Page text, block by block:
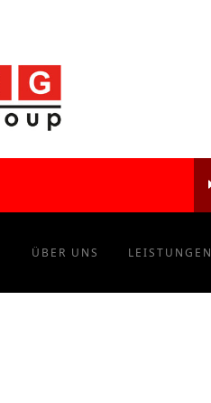
ÜBER UNS LEISTUNGEN